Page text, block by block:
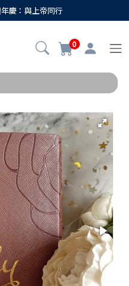
慶：與上帝同行
0